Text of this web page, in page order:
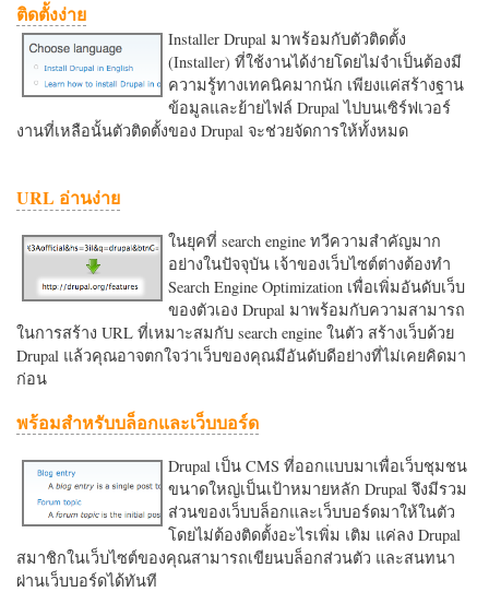
ติดตั้งง่าย
Installer Drupal มาพร้อมกับตัวติดตั้ง
(Installer) ที่ใช้งานได้ง่ายโดยไม่จำเป็นต้องมี
ความรู้ทางเทคนิคมากนัก เพียงแค่สร้างฐาน
ข้อมูลและย้ายไฟล์ Drupal ไปบนเซิร์ฟเวอร์
งานที่เหลือนั้นตัวติดตั้งของ Drupal จะช่วยจัดการให้ทั้งหมด
URL อ่านง่าย
ในยุคที่ search engine ทวีความสำคัญมาก
อย่างในปัจจุบัน เจ้าของเว็บไซต์ต่างต้องทำ
Search Engine Optimization เพื่อเพิ่มอันดับเว็บ
ของตัวเอง Drupal มาพร้อมกับความสามารถ
ในการสร้าง URL ที่เหมาะสมกับ search engine ในตัว สร้างเว็บด้วย
Drupal แล้วคุณอาจตกใจว่าเว็บของคุณมีอันดับดีอย่างที่ไม่เคยคิดมา
ก่อน
พร้อมสำหรับบล็อกและเว็บบอร์ด
Drupal เป็น CMS ที่ออกแบบมาเพื่อเว็บชุมชน
ขนาดใหญ่เป็นเป้าหมายหลัก Drupal จึงมีรวม
ส่วนของเว็บบล็อกและเว็บบอร์ดมาให้ในตัว
โดยไม่ต้องติดตั้งอะไรเพิ่ม เติม แค่ลง Drupal
สมาชิกในเว็บไซต์ของคุณสามารถเขียนบล็อกส่วนตัว และสนทนา
ผ่านเว็บบอร์ดได้ทันที